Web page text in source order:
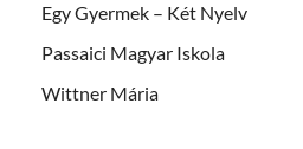
Egy Gyermek – Két Nyelv
Passaici Magyar Iskola
Wittner Mária